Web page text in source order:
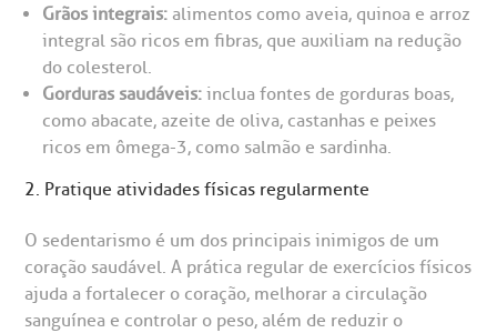
Saiba mais
R. Colômbia, 332
CEP: 01438-000 | Jardim Paulista
São Paulo - SP
de órgãos
e perdidos
Grãos integrais: alimentos como aveia, quinoa e arroz
integral são ricos em fibras, que auxiliam na redução
do colesterol.
Gorduras saudáveis: inclua fontes de gorduras boas,
como abacate, azeite de oliva, castanhas e peixes
ricos em ômega-3, como salmão e sardinha.
2. Pratique atividades físicas regularmente
O sedentarismo é um dos principais inimigos de um
coração saudável. A prática regular de exercícios físicos
ajuda a fortalecer o coração, melhorar a circulação
sanguínea e controlar o peso, além de reduzir o